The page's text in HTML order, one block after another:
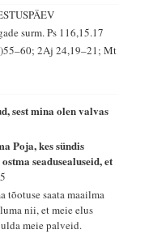
surm.Ps 116,15.17
2Aj 24,19–21; Mt
sest mina olen valvas
Poja, kes sündis
seadusealuseid, et
tõotuse saata maailma
nii, et meie elus
meie palveid.